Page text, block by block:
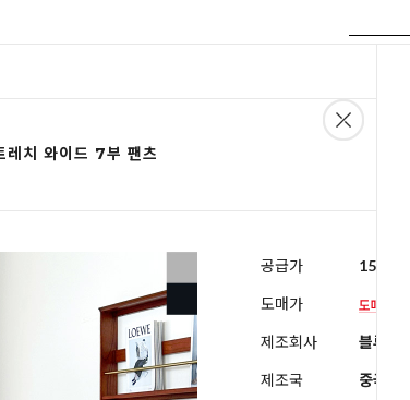
치 와이드 7부 팬츠
공급가 15,600
도매가
제조회사 블루모
제조국 중국